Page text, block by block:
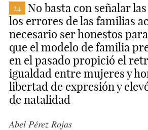
24
No basta con señalar
los errores de las familias
necesario ser honestos
que el modelo de familia
en el pasado propició el
igualdad entre mujeres y
libertad de expresión y
de natalidad
Abel Pérez Rojas